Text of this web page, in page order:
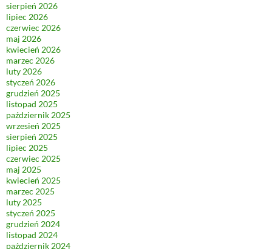
sierpień 2026
lipiec 2026
czerwiec 2026
maj 2026
kwiecień 2026
marzec 2026
luty 2026
styczeń 2026
grudzień 2025
listopad 2025
październik 2025
wrzesień 2025
sierpień 2025
lipiec 2025
czerwiec 2025
maj 2025
kwiecień 2025
marzec 2025
luty 2025
styczeń 2025
grudzień 2024
listopad 2024
październik 2024